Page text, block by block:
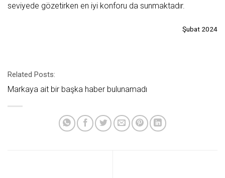
seviyede gözetirken en iyi konforu da sunmaktadır.
Şubat 2024
Related Posts:
Markaya ait bir başka haber bulunamadı